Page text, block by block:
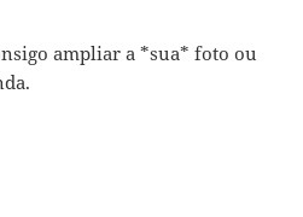
ampliar a *sua* foto ou